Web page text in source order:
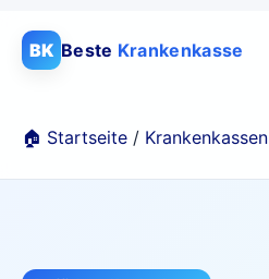
BK Beste Krankenkasse
🏠 Startseite / Krankenkassen